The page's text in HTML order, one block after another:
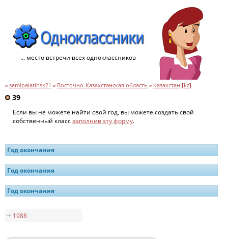
... место встречи всех одноклассников
» semipalatinsk21 » Восточно-Казахстанская область » Казахстан [kz]
39
Если вы не можете найти свой год, вы можете создать свой
собственный классзаполнив эту форму.
Год окончания
Год окончания
Год окончания
1988